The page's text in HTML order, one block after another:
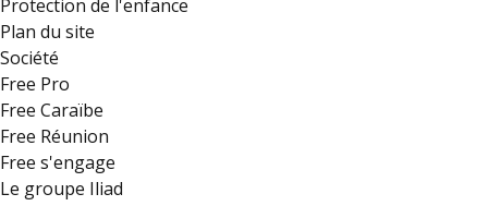
Protection de l'enfance
Plan du site
Société
Free Pro
Free Caraïbe
Free Réunion
Free s'engage
Le groupe Iliad